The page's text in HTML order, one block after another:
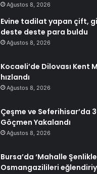
Ağustos 8, 2026
Evine tadilat yapan çift,
deste deste para buldu
Ağustos 8, 2026
Kocaeli’de Dilovası Kent
hızlandı
Ağustos 8, 2026
Çeşme ve Seferihisar’da
Göçmen Yakalandı
Ağustos 8, 2026
Bursa’da ‘Mahalle
Osmangazilileri